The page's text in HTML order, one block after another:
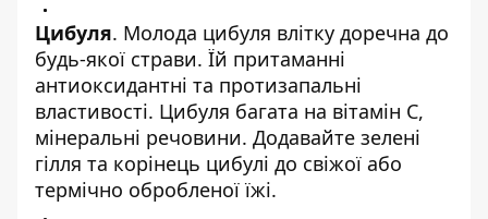
Цибуля. Молода цибуля влітку доречна до
будь-якої страви. Їй притаманні
антиоксидантні та протизапальні
властивості. Цибуля багата на вітамін С,
мінеральні речовини. Додавайте зелені
гілля та корінець цибулі до свіжої або
термічно обробленої їжі.